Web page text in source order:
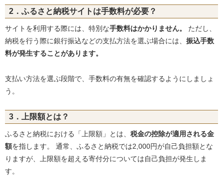
2．ふるさと納税サイトは手数料が必要？
サイトを利用する際には、特別な手数料はかかりません。
ただし、
納税を行う際に銀行振込などの支払方法を選ぶ場合には、 振込手数
料が発生することがあります。
支払い方法を選ぶ段階で、手数料の有無を確認するようにしましょ
う。
3．上限額とは？
ふるさと納税における「上限額」とは、 税金の控除が適用される金
額を指します。 通常、ふるさと納税では2,000円が自己負担額とな
りますが、上限額を超える寄付分については自己負担が発生しま
す。